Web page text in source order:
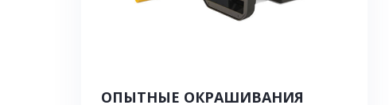
ОПЫТНЫЕ ОКРАШИВАНИЯ